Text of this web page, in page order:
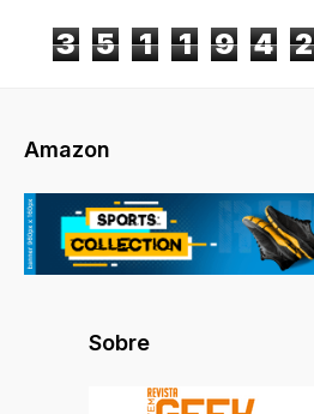
3 5 1 1 9 4 2
Amazon
Sobre